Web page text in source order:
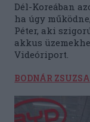
Dél-Koreában
ha úgy
Péter, aki
akkus
Videóriport.
BODNÁR ZSUZSA